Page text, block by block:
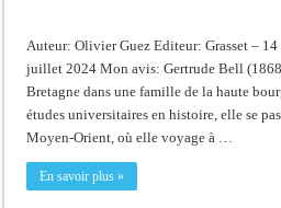
Auteur: Olivier Guez Editeur: Grasset –
juillet 2024 Mon avis: Gertrude Bell
Bretagne dans une famille de la haute
études universitaires en histoire, elle se
Moyen-Orient, où elle voyage à …
En savoir plus »